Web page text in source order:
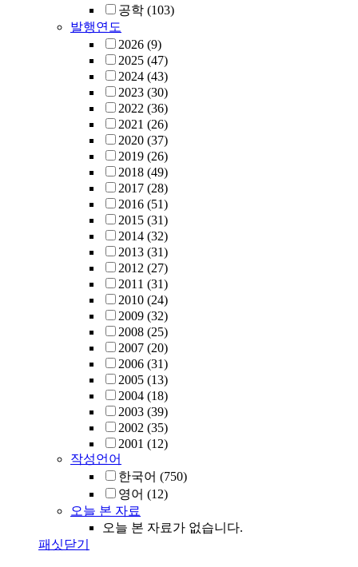
공학 (103)
발행연도
2026 (9)
2025 (47)
2024 (43)
2023 (30)
2022 (36)
2021 (26)
2020 (37)
2019 (26)
2018 (49)
2017 (28)
2016 (51)
2015 (31)
2014 (32)
2013 (31)
2012 (27)
2011 (31)
2010 (24)
2009 (32)
2008 (25)
2007 (20)
2006 (31)
2005 (13)
2004 (18)
2003 (39)
2002 (35)
2001 (12)
작성언어
한국어 (750)
영어 (12)
오늘 본 자료
오늘 본 자료가 없습니다.
패싯닫기